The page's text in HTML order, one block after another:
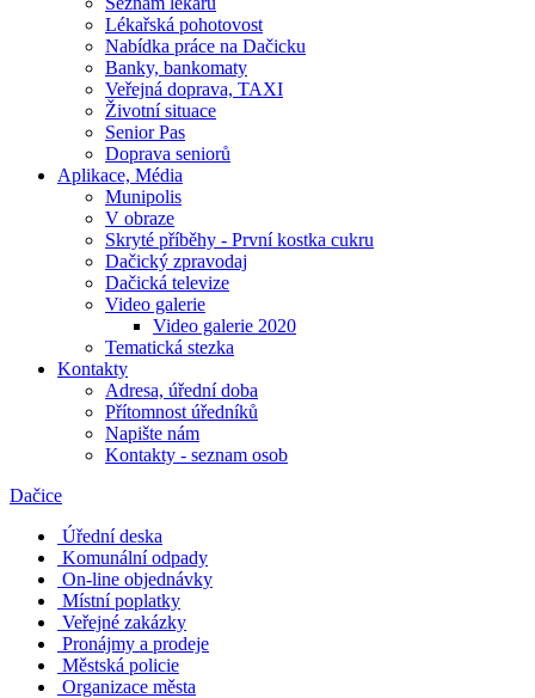
Lékařská pohotovost
Nabídka práce na Dačicku
Banky, bankomaty
Veřejná doprava, TAXI
Životní situace
Senior Pas
Doprava seniorů
Aplikace, Média
Munipolis
V obraze
Skryté příběhy - První kostka cukru
Dačický zpravodaj
Dačická televize
Video galerie
Video galerie 2020
Tematická stezka
Kontakty
Adresa, úřední doba
Přítomnost úředníků
Napište nám
Kontakty - seznam osob
Dačice
Úřední deska
Komunální odpady
On-line objednávky
Místní poplatky
Veřejné zakázky
Pronájmy a prodeje
Městská policie
Organizace města